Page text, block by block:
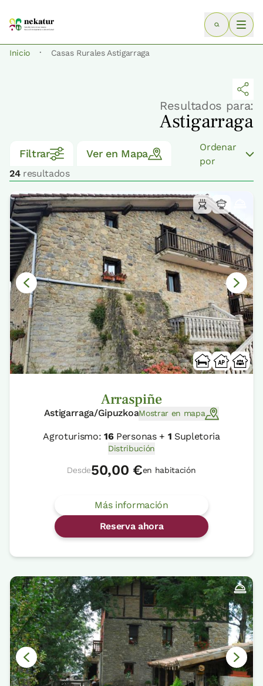
Inicio · Casas Rurales Astigarraga
Resultados para:
Astigarraga
Filtrar Ver en Mapa
24resultados
Ordenar
por
Arraspiñe
Astigarraga/GipuzkoaMostrar en mapa
Agroturismo:16Personas + 1 Supletoria
Distribución
Desde50,00 €en habitación
Más información
Reserva ahora